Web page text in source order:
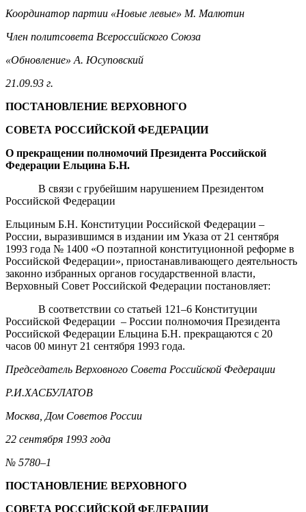
Координатор партии «Новые левые» М. Малютин
Член политсовета Всероссийского Союза
«Обновление» А. Юсуповский
21.09.93 г.
ПОСТАНОВЛЕНИЕ ВЕРХОВНОГО
СОВЕТА РОССИЙСКОЙ ФЕДЕРАЦИИ
О прекращении полномочий Президента Российской
Федерации Ельцина Б.Н.
В связи с грубейшим нарушением Президентом
Российской Федерации
Ельциным Б.Н. Конституции Российской Федерации –
России, выразившимся в издании им Указа от 21 сентября
1993 года № 1400 «О поэтапной конституционной реформе в
Российской Федерации», приостанавливающего деятельность
законно избранных органов государственной власти,
Верховный Совет Российской Федерации постановляет:
В соответствии со статьей 121–6 Конституции
Российской Федерации – России полномочия Президента
Российской Федерации Ельцина Б.Н. прекращаются с 20
часов 00 минут 21 сентября 1993 года.
Председатель Верховного Совета Российской Федерации
Р.И.ХАСБУЛАТОВ
Москва, Дом Советов России
22 сентября 1993 года
№ 5780–1
ПОСТАНОВЛЕНИЕ ВЕРХОВНОГО
СОВЕТА РОССИЙСКОЙ ФЕДЕРАЦИИ